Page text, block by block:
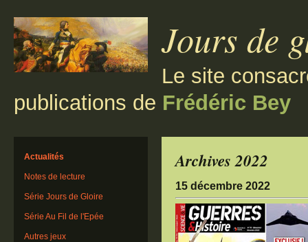
Jours de
Le site
publications de Frédéric Bey
Actualités
Notes de lecture
Série Jours de Gloire
Série Au Fil de l'Epée
Autres jeux
Archives 2022
15 décembre 2022